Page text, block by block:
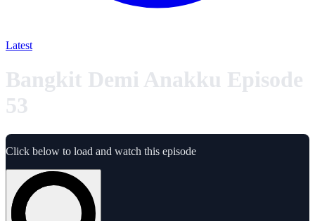
Latest
Bangkit Demi Anakku Episode
53
Click below to load and watch this episode